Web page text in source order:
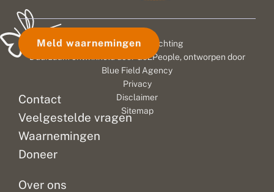
Contact
Veelgestelde vragen
Waarnemingen
Doneer
Over ons
Meld waarnemingen
© 2026 Vlinderstichting
Duurzaam ontwikkeld door
Go2People, ontworpen door
Blue Field Agency
Privacy
Disclaimer
Sitemap